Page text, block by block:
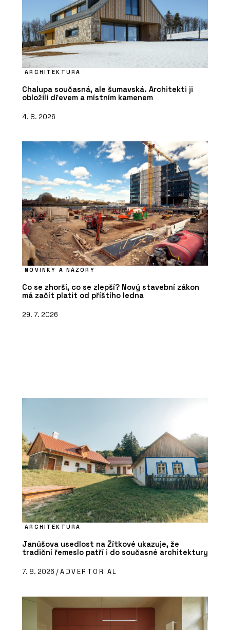
ARCHITEKTURA
Chalupa současná, ale šumavská. Architekti ji
obložili dřevem a místním kamenem
4. 8. 2026
NOVINKY A NÁZORY
Co se zhorší, co se zlepší? Nový stavební zákon
má začít platit od příštího ledna
29. 7. 2026
ARCHITEKTURA
Janúšova usedlost na Žítkové ukazuje, že
tradiční řemeslo patří i do současné architektury
7. 8. 2026 /ADVERTORIAL